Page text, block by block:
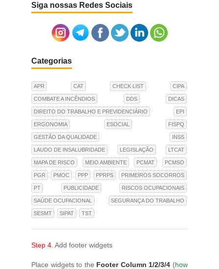
Siga nossas Redes Sociais
Categorias
APR CAT CHECK LIST CIPA
COMBATE A INCÊNDIOS DDS DICAS
DIREITO DO TRABALHO E PREVIDENCIÁRIO EPI
ERGONOMIA ESOCIAL FISPQ
GESTÃO DA QUALIDADE INSS
LAUDO DE INSALUBRIDADE LEGISLAÇÃO LTCAT
MAPA DE RISCO MEIO AMBIENTE PCMAT PCMSO
PGR PMOC PPP PPRPS PRIMEIROS SOCORROS
PT PUBLICIDADE RISCOS OCUPACIONAIS
SAÚDE OCUPACIONAL SEGURANÇA DO TRABALHO
SESMT SIPAT TST
Step 4. Add footer widgets
Place widgets to the Footer Column 1/2/3/4 (how